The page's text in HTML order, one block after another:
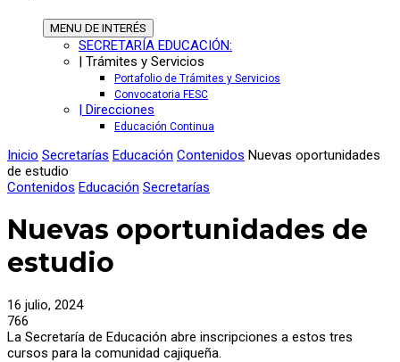
MENU DE INTERÉS
SECRETARÍA EDUCACIÓN:
| Trámites y Servicios
Portafolio de Trámites y Servicios
Convocatoria FESC
| Direcciones
Educación Continua
Inicio Secretarías Educación Contenidos Nuevas oportunidades
de estudio
Contenidos Educación Secretarías
Nuevas oportunidades de
estudio
16 julio, 2024
766
La Secretaría de Educación abre inscripciones a estos tres
cursos para la comunidad cajiqueña.